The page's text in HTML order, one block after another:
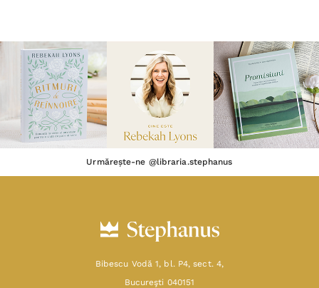
Urmărește-ne @libraria.stephanus
Bibescu Vodă 1, bl. P4, sect. 4,
Bucureşti 040151